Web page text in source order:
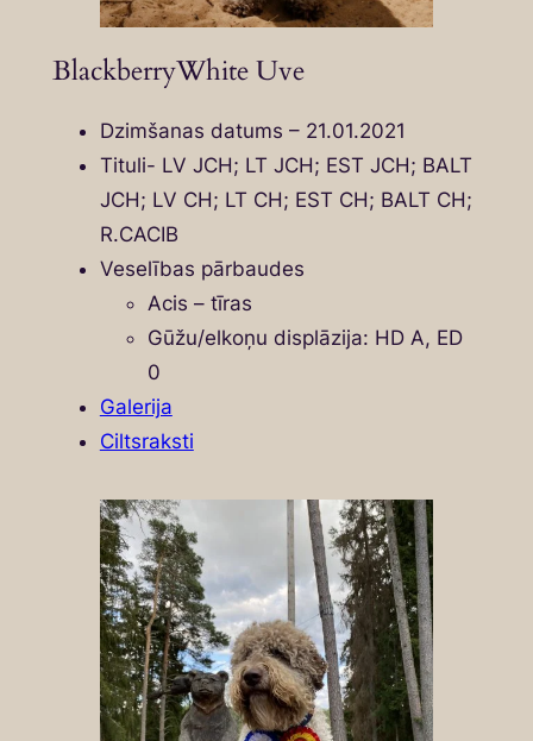
BlackberryWhite Uve
Dzimšanas datums – 21.01.2021
Tituli- LV JCH; LT JCH; EST JCH; BALT
JCH; LV CH; LT CH; EST CH; BALT CH;
R.CACIB
Veselības pārbaudes
Acis – tīras
Gūžu/elkoņu displāzija: HD A, ED
0
Galerija
Ciltsraksti